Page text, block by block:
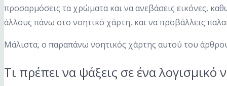
προσαρμόσεις τα χρώματα και να ανεβάσεις εικόνες,
άλλους πάνω στο νοητικό χάρτη, και να προβάλλεις
Μάλιστα, ο παραπάνω νοητικός χάρτης αυτού του
Τι πρέπει να ψάξεις σε ένα